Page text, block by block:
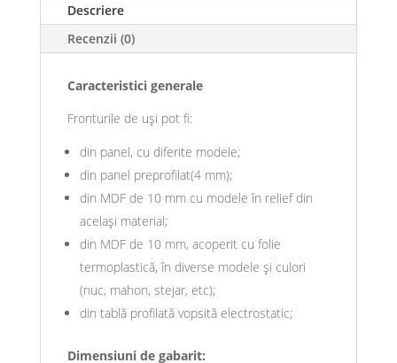
Descriere
Recenzii (0)
Caracteristici generale
Fronturile de uși pot fi:
din panel, cu diferite modele;
din panel preprofilat(4 mm);
din MDF de 10 mm cu modele în relief din
același material;
din MDF de 10 mm, acoperit cu folie
termoplastică, în diverse modele și culori
(nuc, mahon, stejar, etc);
din tablă profilată vopsită electrostatic;
Dimensiuni de gabarit: